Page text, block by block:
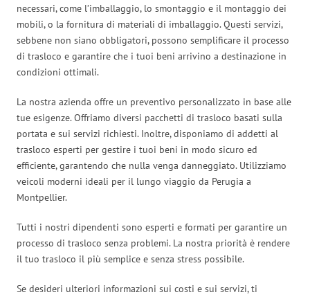
necessari, come l’imballaggio, lo smontaggio e il montaggio dei
mobili, o la fornitura di materiali di imballaggio. Questi servizi,
sebbene non siano obbligatori, possono semplificare il processo
di trasloco e garantire che i tuoi beni arrivino a destinazione in
condizioni ottimali.
La nostra azienda offre un preventivo personalizzato in base alle
tue esigenze. Offriamo diversi pacchetti di trasloco basati sulla
portata e sui servizi richiesti. Inoltre, disponiamo di addetti al
trasloco esperti per gestire i tuoi beni in modo sicuro ed
efficiente, garantendo che nulla venga danneggiato. Utilizziamo
veicoli moderni ideali per il lungo viaggio da Perugia a
Montpellier.
Tutti i nostri dipendenti sono esperti e formati per garantire un
processo di trasloco senza problemi. La nostra priorità è rendere
il tuo trasloco il più semplice e senza stress possibile.
Se desideri ulteriori informazioni sui costi e sui servizi, ti